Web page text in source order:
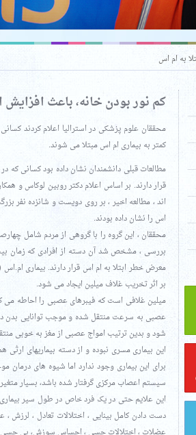
به ام اس
کم نور بودن خانه، باعث افزایش
محققان علوم پزشکی در استرالیا اعلام کردند
کمتر به بیماری ام اس مبتلا می شوند.
مطالعات قبلی دانشمندان نشان داده بود کسانی که
قرار دارند. بر اساس اعلام دکتر روبین لوکاس و
اند ، مطالعه اخیر ، بر روی دویست و شانزده نفر
اس را نشان داده بودند.
محققان ، این گروه را با گروهی از مردم شامل
بررسی ، مشخص شد آن دسته از افرادی که زمان
معرض خطر ابتلا به ام اس قرار دارند. بیماری
بر اثر تخریب غلاف میلین ایجاد می شود.
میلین غلافی است که فیبرهای عصبی را احاطه می
عصبی به سرعت منتقل شده و موجب توانایی بدن
شود و بدین ترتیب امواج عصبی از مغز به خوبی
این بیماری مسری نبوده و از دسته بیماریهای
برای این بیماری وجود ندارد اما شیوه های درمان
سیستم اعصاب مرکزی گرفتار شده باشد، بسیار
این علایم حتی در یک فرد خاص در طول سیر بیماری
دست دادن کامل بینایی ،‌ اختلالات تعادل ،‌ لرزش